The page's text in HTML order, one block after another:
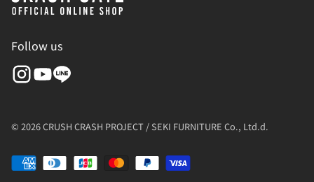
Follow us
© 2026 CRUSH CRASH PROJECT / SEKI FURNITURE Co., Ltd.d.